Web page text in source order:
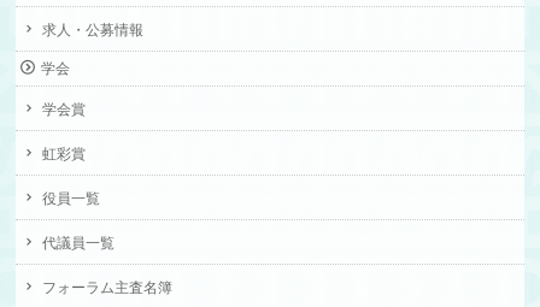
求人・公募情報
学会
学会賞
虹彩賞
役員一覧
代議員一覧
フォーラム主査名簿